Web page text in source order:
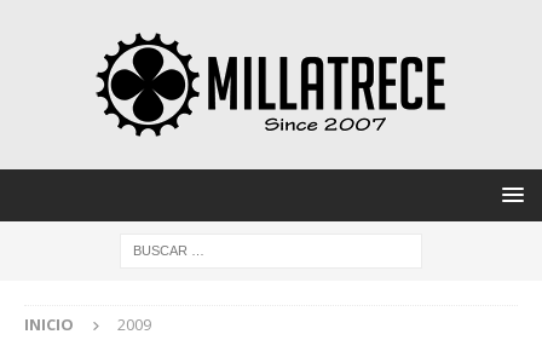
INICIO 2009